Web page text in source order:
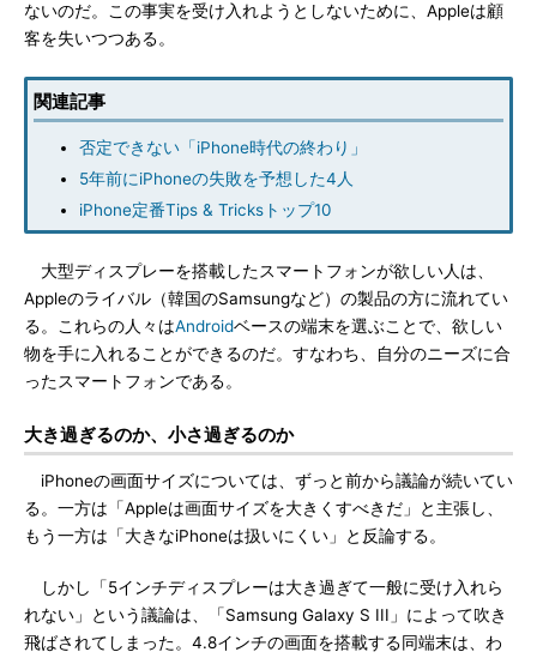
ないのだ。この事実を受け入れようとしないために、Appleは顧
客を失いつつある。
関連記事
否定できない「iPhone時代の終わり」
5年前にiPhoneの失敗を予想した4人
iPhone定番Tips & Tricksトップ10
大型ディスプレーを搭載したスマートフォンが欲しい人は、
Appleのライバル（韓国のSamsungなど）の製品の方に流れてい
る。これらの人々はAndroidベースの端末を選ぶことで、欲しい
物を手に入れることができるのだ。すなわち、自分のニーズに合
ったスマートフォンである。
大き過ぎるのか、小さ過ぎるのか
iPhoneの画面サイズについては、ずっと前から議論が続いてい
る。一方は「Appleは画面サイズを大きくすべきだ」と主張し、
もう一方は「大きなiPhoneは扱いにくい」と反論する。
しかし「5インチディスプレーは大き過ぎて一般に受け入れら
れない」という議論は、「Samsung Galaxy S III」によって吹き
飛ばされてしまった。4.8インチの画面を搭載する同端末は、わ